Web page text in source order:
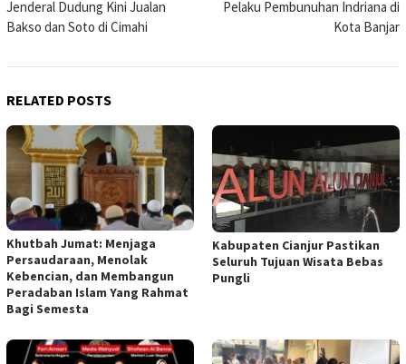
Jenderal Dudung Kini Jualan
Bakso dan Soto di Cimahi
Pelaku Pembunuhan Indriana di
Kota Banjar
RELATED POSTS
Khutbah Jumat: Menjaga
Persaudaraan, Menolak
Kebencian, dan Membangun
Peradaban Islam Yang Rahmat
Bagi Semesta
Kabupaten Cianjur Pastikan
Seluruh Tujuan Wisata Bebas
Pungli